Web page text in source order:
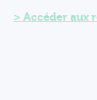
Accéder aux